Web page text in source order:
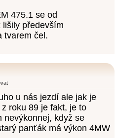
475.1 se od
lišily především
tvarem čel.
u nás jezdí ale jak je
roku 89 je fakt, je to
nevýkonnej, když se
panťák má výkon 4MW